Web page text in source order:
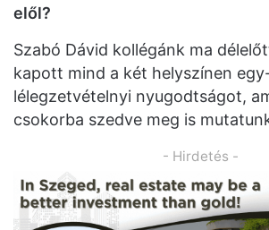
elől?
Szabó Dávid kollégánk ma
kapott mind a két helyszínen
lélegzetvételnyi nyugodtságot,
csokorba szedve meg is
- Hirdetés -